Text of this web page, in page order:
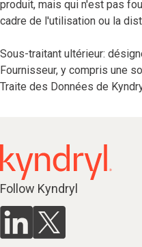
produit, mais qui n'est pas
cadre de l'utilisation ou la
Sous-traitant ultérieur:
Fournisseur, y compris une
Traite des Données de
Follow Kyndryl